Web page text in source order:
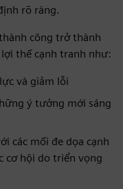
rõ ràng.
công trở thành
thế cạnh tranh như:
và giảm lỗi
ý tưởng mới sáng
các mối đe dọa cạnh
cơ hội do triển vọng